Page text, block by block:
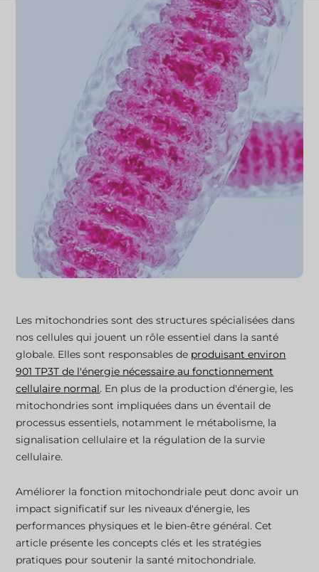
Les mitochondries sont des structures spécialisées dans
nos cellules qui jouent un rôle essentiel dans la santé
globale. Elles sont responsables de produisant environ
901 TP3T de l'énergie nécessaire au fonctionnement
cellulaire normal. En plus de la production d'énergie, les
mitochondries sont impliquées dans un éventail de
processus essentiels, notamment le métabolisme, la
signalisation cellulaire et la régulation de la survie
cellulaire.
Améliorer la fonction mitochondriale peut donc avoir un
impact significatif sur les niveaux d'énergie, les
performances physiques et le bien-être général. Cet
article présente les concepts clés et les stratégies
pratiques pour soutenir la santé mitochondriale.